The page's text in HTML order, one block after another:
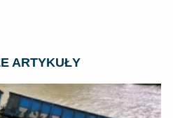
ARTYKUŁY